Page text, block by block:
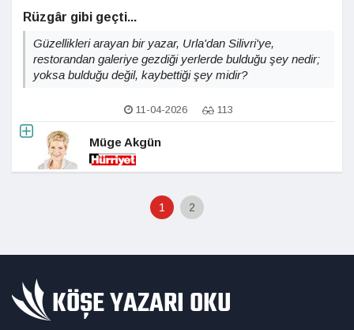
Rüzgâr gibi geçti...
Güzellikleri arayan bir yazar, Urla'dan Silivri'ye,
restorandan galeriye gezdiği yerlerde bulduğu şey nedir;
yoksa bulduğu değil, kaybettiği şey midir?
11-04-2026 113
Müge Akgün
1 2